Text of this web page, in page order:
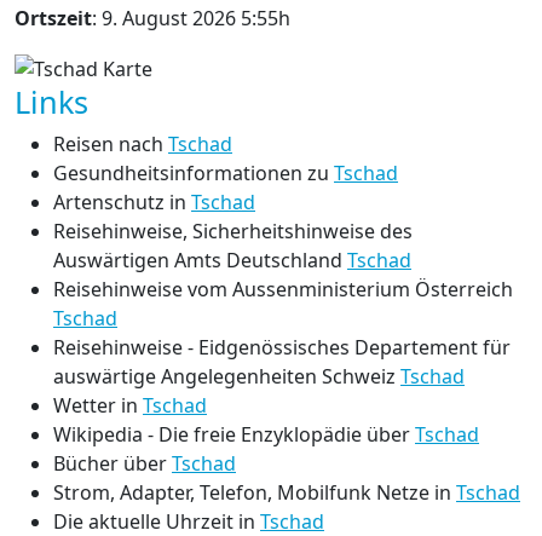
Ortszeit: 9. August 2026 5:55h
Links
Reisen nach Tschad
Gesundheitsinformationen zu Tschad
Artenschutz in Tschad
Reisehinweise, Sicherheitshinweise des
Auswärtigen Amts Deutschland Tschad
Reisehinweise vom Aussenministerium Österreich
Tschad
Reisehinweise - Eidgenössisches Departement für
auswärtige Angelegenheiten Schweiz Tschad
Wetter in Tschad
Wikipedia - Die freie Enzyklopädie überTschad
Bücher überTschad
Strom, Adapter, Telefon, Mobilfunk Netze in Tschad
Die aktuelle Uhrzeit in Tschad